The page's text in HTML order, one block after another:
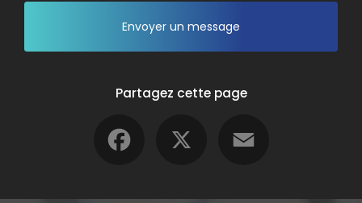
Envoyer un message
Partagez cette page